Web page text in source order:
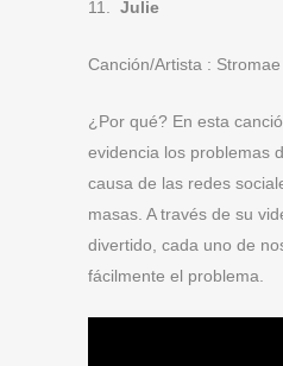
11. Julie
Canción/Artista :
¿Por qué? En esta
evidencia los problemas
causa de las redes
masas. A través de su
divertido, cada uno de
fácilmente el problema.